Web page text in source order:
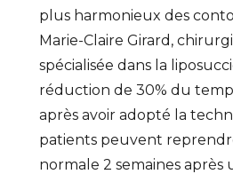
plus harmonieux des
Marie-Claire Girard,
spécialisée dans la
réduction de 30% du
après avoir adopté la
patients peuvent
normale 2 semaines après